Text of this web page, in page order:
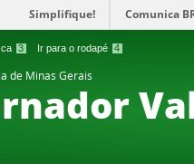
3 Ir para o rodapé 4
Simplifique! Comunica
de Minas Gerais